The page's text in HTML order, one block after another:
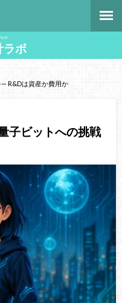
ラボ
R&Dは資産か費用か
子ビットへの挑戦